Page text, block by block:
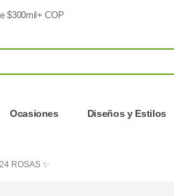
$300mil+ COP
Ocasiones Diseños y Estilos
ROSAS ✨